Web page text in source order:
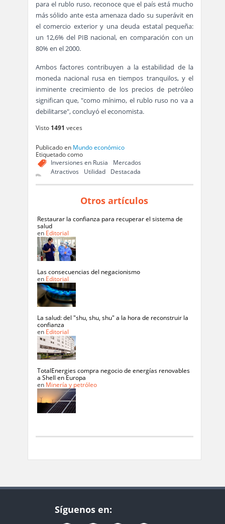
para el rublo ruso, reconoce que el país está mucho
más sólido ante esta amenaza dado su superávit en
el comercio exterior y una deuda estatal pequeña:
un 12,6% del PIB nacional, en comparación con un
80% en el 2000.
Ambos factores contribuyen a la estabilidad de la
moneda nacional rusa en tiempos tranquilos, y el
inminente crecimiento de los precios de petróleo
significan que, "como mínimo, el rublo ruso no va a
debilitarse", concluyó el economista.
Visto 1491 veces
Publicado en Mundo económico
Etiquetado como
Inversiones en Rusia
Mercados
Atractivos
Utilidad Destacada
Otros artículos
Restaurar la confianza para recuperar el sistema de
salud
en Editorial
Las consecuencias del negacionismo
en Editorial
La salud: del "shu, shu, shu" a la hora de reconstruir la
confianza
en Editorial
TotalEnergies compra negocio de energías renovables
a Shell en Europa
en Minería y petróleo
Síguenos en: